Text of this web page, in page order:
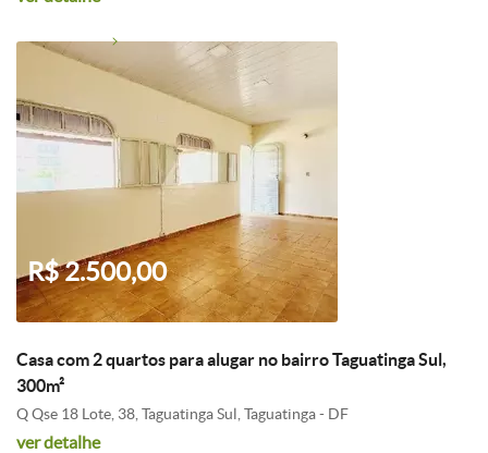
R$ 2.500,00
Casa com 2 quartos para alugar no bairro Taguatinga Sul,
300m²
Q Qse 18 Lote, 38, Taguatinga Sul, Taguatinga - DF
ver detalhe